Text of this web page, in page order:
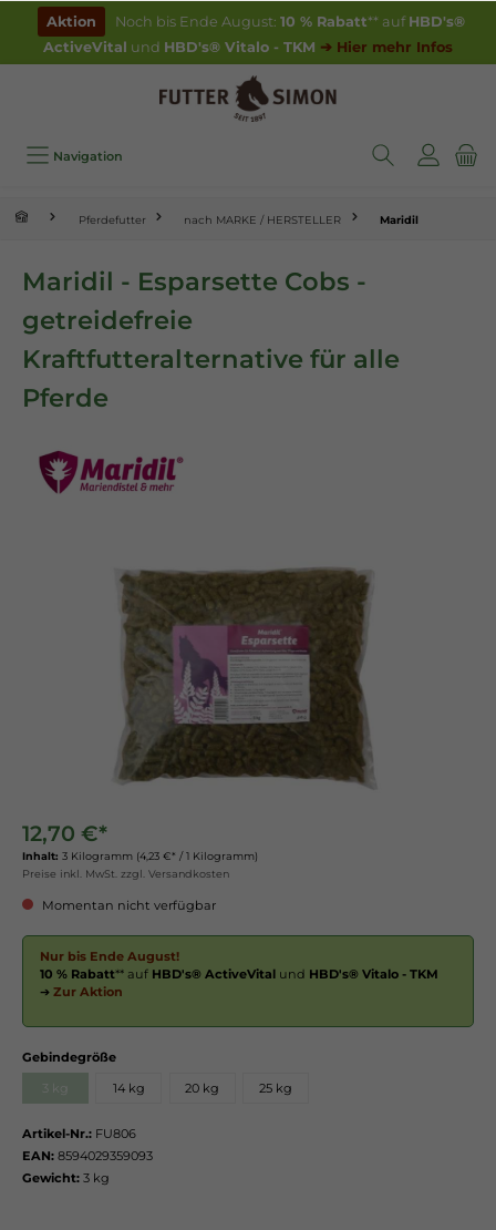
springen
Aktion Noch bis Ende August: 10 % Rabatt** auf HBD's®
ActiveVital und HBD's® Vitalo - TKM ➔ Hier mehr Infos
Navigation
Pferdefutter nach MARKE / HERSTELLER Maridil
Maridil - Esparsette Cobs -
getreidefreie
Kraftfutteralternative für alle
Pferde
12,70 €*
Inhalt: 3 Kilogramm (4,23 €* / 1 Kilogramm)
Preise inkl. MwSt. zzgl. Versandkosten
Momentan nicht verfügbar
Nur bis Ende August!
10 % Rabatt** auf HBD's® ActiveVital und HBD's® Vitalo - TKM
➔ Zur Aktion
Gebindegröße
3 kg 14 kg 20 kg 25 kg
Artikel-Nr.: FU806
EAN: 8594029359093
Gewicht: 3 kg